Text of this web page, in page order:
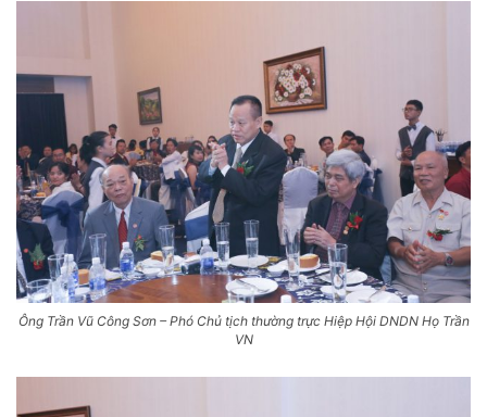
Ông Trần Vũ Công Sơn – Phó Chủ tịch thường trực Hiệp Hội DNDN Họ Trần
VN